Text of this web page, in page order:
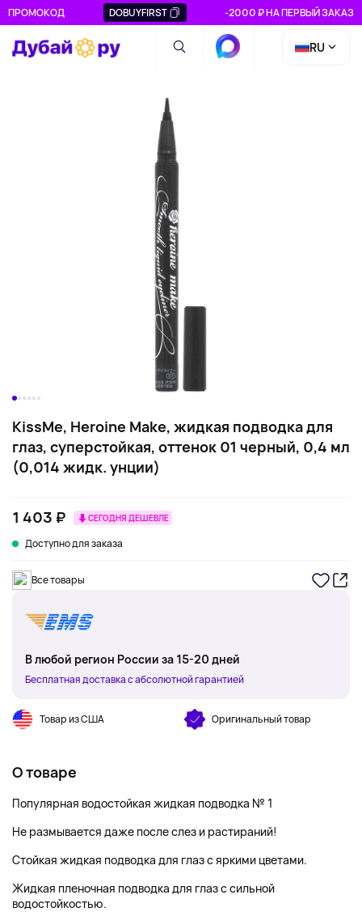
ПРОМОКОД DOBUYFIRST -2000 ₽ НА ПЕРВЫЙ ЗАКАЗ
RU
KissMe, Heroine Make, жидкая подводка для
глаз, суперстойкая, оттенок 01 черный, 0,4 мл
(0,014 жидк. унции)
1 403 ₽ СЕГОДНЯ ДЕШЕВЛЕ
Доступно для заказа
Все товары
В любой регион России за 15-20 дней
Бесплатная доставка с абсолютной гарантией
Товар из США Оригинальный товар
О товаре
Популярная водостойкая жидкая подводка № 1
Не размывается даже после слез и растираний!
Стойкая жидкая подводка для глаз с яркими цветами.
Жидкая пленочная подводка для глаз с сильной
водостойкостью.